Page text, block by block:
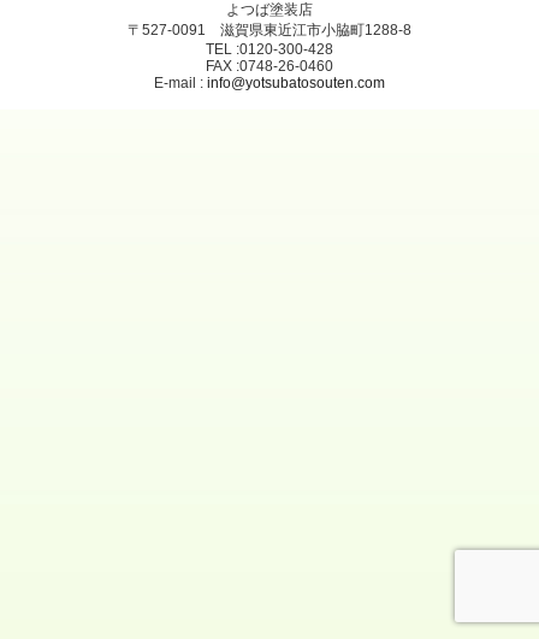
よつば塗装店
〒527-0091 滋賀県東近江市小脇町1288-8
TEL :0120-300-428
FAX :0748-26-0460
E-mail : info@yotsubatosouten.com